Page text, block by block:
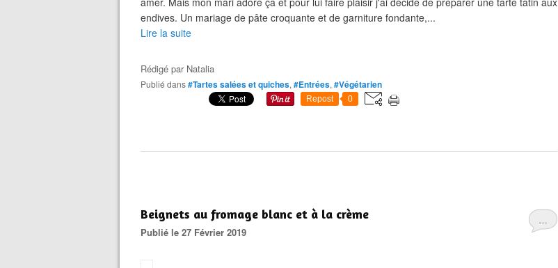
endives. Un mariage de pâte croquante et de garniture fondante,...
Lire la suite
Rédigé par Natalia
Publié dans#Tartes salées et quiches, #Entrées, #Végétarien
Repost 0
…
Beignets au fromage blanc et à la crème
Publié le 27 Février 2019